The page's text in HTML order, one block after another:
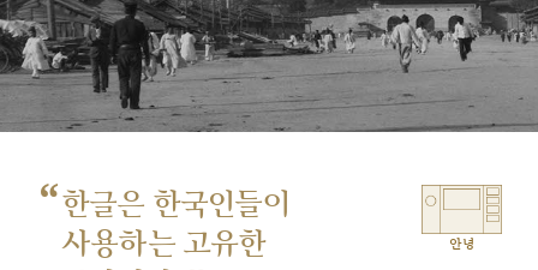
“한글은 한국인들이
사용하는 고유한
안녕